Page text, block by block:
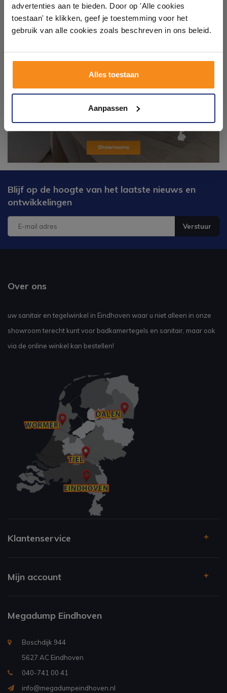
advertenties aan te bieden. Door op 'Alle cookies
toestaan' te klikken, geef je toestemming voor het
gebruik van alle cookies zoals beschreven in ons beleid.
Alles toestaan
Aanpassen
Blijf op de hoogte van het laatste nieuws en
ontwikkelingen
Verstuur
Over ons
uw sanitair en tegelwinkel in Eindhoven waar u niet alleen in onze
showroom terecht kunt voor badkamertegels en sanitair, maar ook
via de online winkel kan bestellen!
Klantenservice
Mijn account
Megadump Eindhoven
Boschdijk 944
5627 AC Eindhoven
040-741 00 41
info@megadumpeindhoven.nl
ervaren adviseurs helpen je persoonlijk, en je vindt
tegels & sanitair direct uit voorraad. Gratis parkeren
op eigen terrein.
Kom langs en ervaar zelf het verschil!